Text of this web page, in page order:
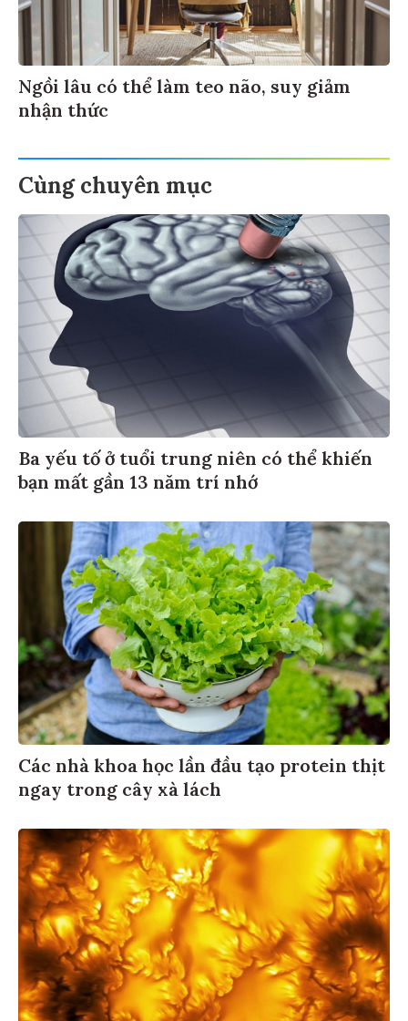
Ngồi lâu có thể làm teo não, suy giảm
nhận thức
Cùng chuyên mục
Ba yếu tố ở tuổi trung niên có thể khiến
bạn mất gần 13 năm trí nhớ
Các nhà khoa học lần đầu tạo protein thịt
ngay trong cây xà lách